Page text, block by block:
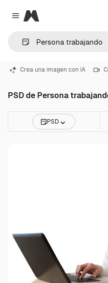
Close menu
Magnific
Crea una imagen con IA
PSD de Persona
PSD